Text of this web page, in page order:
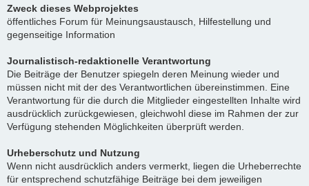
Zweck dieses Webprojektes
öffentliches Forum für Meinungsaustausch, Hilfestellung und
gegenseitige Information
Journalistisch-redaktionelle Verantwortung
Die Beiträge der Benutzer spiegeln deren Meinung wieder und
müssen nicht mit der des Verantwortlichen übereinstimmen. Eine
Verantwortung für die durch die Mitglieder eingestellten Inhalte wird
ausdrücklich zurückgewiesen, gleichwohl diese im Rahmen der zur
Verfügung stehenden Möglichkeiten überprüft werden.
Urheberschutz und Nutzung
Wenn nicht ausdrücklich anders vermerkt, liegen die Urheberrechte
für entsprechend schutzfähige Beiträge bei dem jeweiligen